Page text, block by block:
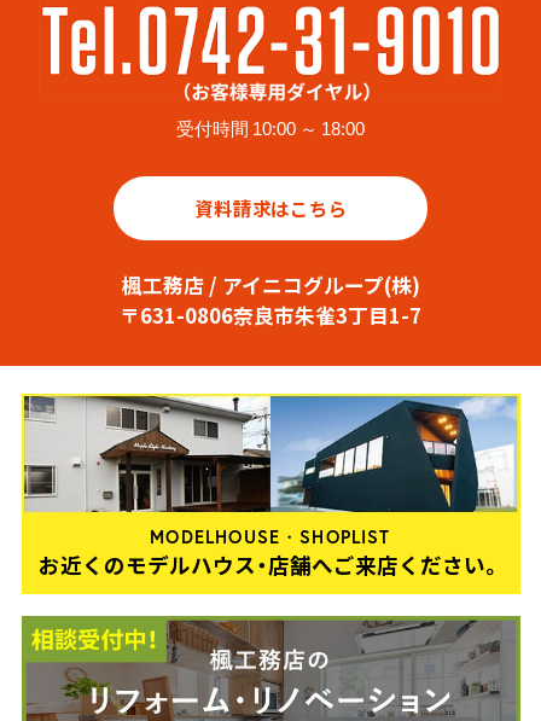
受付時間 10:00 ～ 18:00
資料請求はこちら
楓工務店 / アイニコグループ(株)
〒631-0806奈良市朱雀3丁目1-7
MODELHOUSE・SHOPLIST
お近くのモデルハウス・店舗へご来店ください。